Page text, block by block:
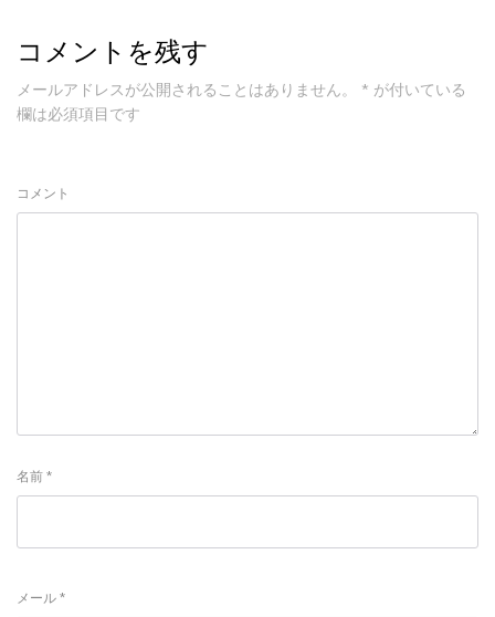
コメントを残す
メールアドレスが公開されることはありません。 * が付いている
欄は必須項目です
コメント
名前 *
メール *